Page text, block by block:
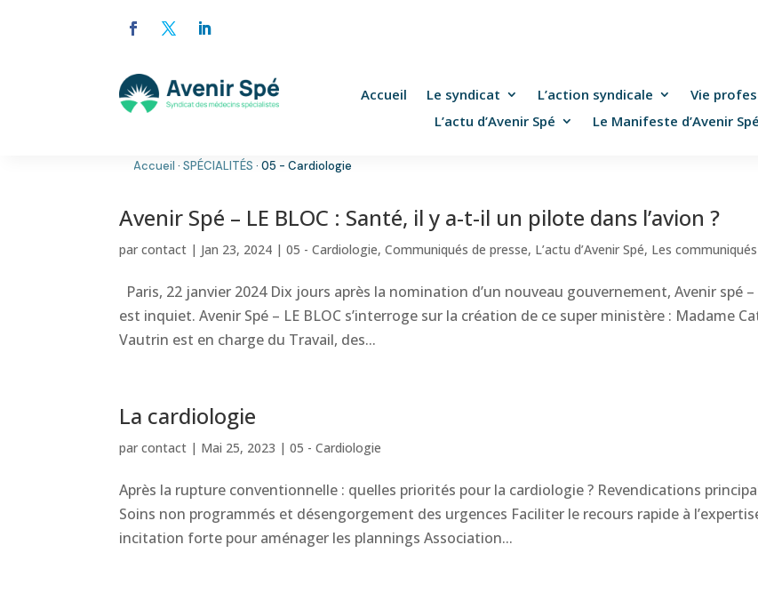
Accueil Le syndicat L’action syndicale
Vie
L’actu d’Avenir Spé
Le Manifeste d’Avenir Spé
Accueil ·SPÉCIALITÉS ·05 - Cardiologie
Avenir Spé – LE BLOC : Santé, il y a-t-il un pilote dans l’avion ?
parcontact | Jan 23, 2024 |05 - Cardiologie,Communiqués de presse, L’actu d’Avenir Spé, Les
Paris, 22 janvier 2024 Dix jours après la nomination d’un nouveau gouvernement, Avenir spé –
est inquiet. Avenir Spé – LE BLOC s’interroge sur la création de ce super ministère : Madame
Vautrin est en charge du Travail, des...
La cardiologie
parcontact | Mai 25, 2023 |05 - Cardiologie
Après la rupture conventionnelle : quelles priorités pour la cardiologie ? Revendications
Soins non programmés et désengorgement des urgences Faciliter le recours rapide à
incitation forte pour aménager les plannings Association...